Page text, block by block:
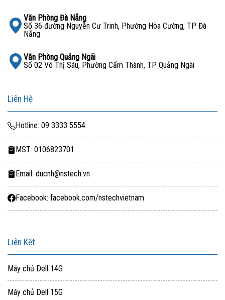
Văn Phòng Đà Nẵng
Số 36 đường Nguyễn Cư Trinh, Phường Hòa Cường, TP Đà
Nẵng
Văn Phòng Quảng Ngãi
Số 02 Võ Thị Sáu, Phường Cẩm Thành, TP Quảng Ngãi
Liên Hệ
Hotline: 09 3333 5554
MST: 0106823701
Email: ducnh@nstech.vn
Facebook: facebook.com/nstechvietnam
Liên Kết
Máy chủ Dell 14G
Máy chủ Dell 15G